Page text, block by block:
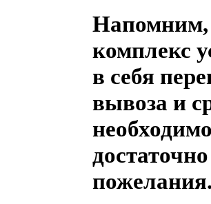
Напомним,
комплекс
в себя
вывоза и
пожелания.